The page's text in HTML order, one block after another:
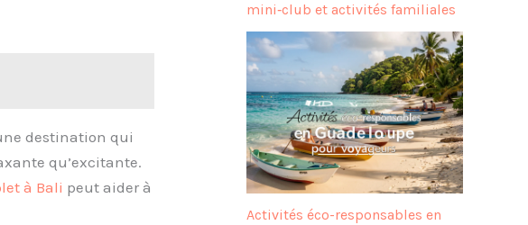
destination qui
qu’excitante.
à Bali peut aider à
mini‑club et activités familiales
Activités éco-responsables en